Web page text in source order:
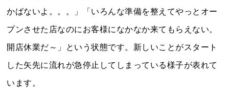
かばないよ。。。」「いろんな準備を整えてやっとオー
プンさせた店なのにお客様になかなか来てもらえない。
開店休業だ～」という状態です。新しいことがスタート
した矢先に流れが急停止してしまっている様子が表れて
います。